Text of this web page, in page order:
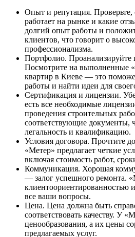
Опыт и репутация. Проверьте,
работает на рынке и какие
долгий опыт работы и
клиентов, что говорит о
профессионализма.
Портфолио. Проанализируйте
Посмотрите на выполненные
квартир в Киеве — это
работы и найти идеи для
Сертификация и лицензии.
есть все необходимые
проведения строительных
соответствующие документы,
легальность и квалификацию.
Условия договора. Прочтите
«Метер» предлагает четкие
включая стоимость работ,
Коммуникация. Хорошая
— залог успешного ремонта.
клиентоориентированностью
все ваши вопросы.
Цена. Цена должна быть
соответствовать качеству. У
ценообразования, а их цены
предлагаемых услуг.